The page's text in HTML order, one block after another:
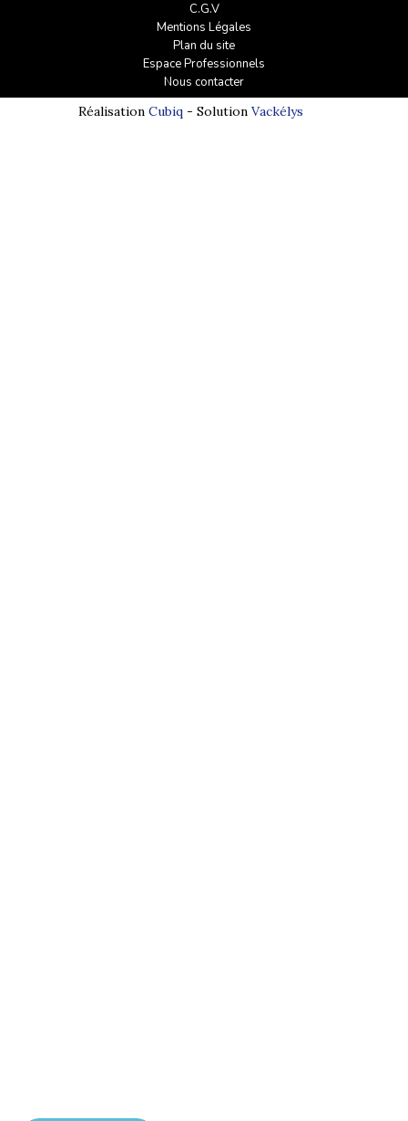
C.G.V
Mentions Légales
Plan du site
Espace Professionnels
Nous contacter
Réalisation Cubiq- Solution Vackélys